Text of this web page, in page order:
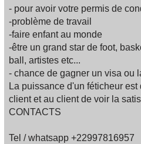
- pour avoir votre permis de
-problème de travail
-faire enfant au monde
-être un grand star de foot,
ball, artistes etc...
- chance de gagner un visa ou
La puissance d'un féticheur
client et au client de voir la
CONTACTS
Tel / whatsapp +22997816957